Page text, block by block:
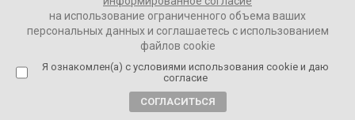
Он говорит, что Украина имеет право на самооборону.
Поэтому руками ВСУ западным оружием можно бить
и вглубь России, получается по словам Стармера.
на использование ограниченного объема ваших
персональных данных и соглашаетесь с использованием
файлов cookie
Я ознакомлен(а) с условиями использования cookie и даю
согласие
СОГЛАСИТЬСЯ